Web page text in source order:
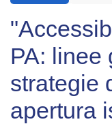
PA: linee
strategie
apertura